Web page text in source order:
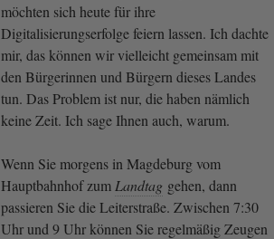
möchten sich heute für ihre
Digitalisierungserfolge feiern lassen. Ich dachte
mir, das können wir vielleicht gemeinsam mit
den Bürgerinnen und Bürgern dieses Landes
tun. Das Problem ist nur, die haben nämlich
keine Zeit. Ich sage Ihnen auch, warum.
Wenn Sie morgens in Magdeburg vom
Hauptbahnhof zum Landtag gehen, dann
passieren Sie die Leiterstraße. Zwischen 7:30
Uhr und 9 Uhr können Sie regelmäßig Zeugen